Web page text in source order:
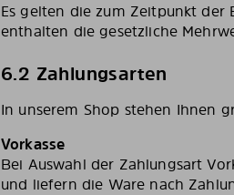
Es gelten die zum Zeitpunkt der
enthalten die gesetzliche
6.2 Zahlungsarten
In unserem Shop stehen Ihnen
Vorkasse
Bei Auswahl der Zahlungsart
und liefern die Ware nach